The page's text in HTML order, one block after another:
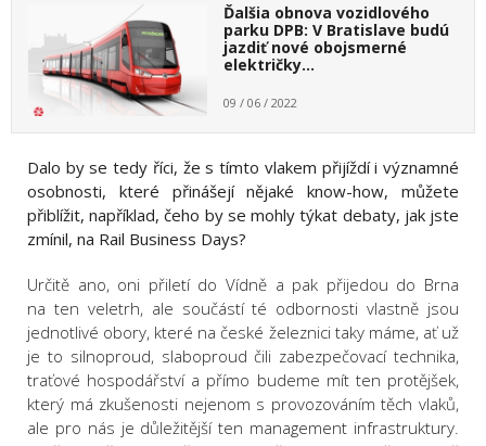
Ďalšia obnova vozidlového
parku DPB: V Bratislave budú
jazdiť nové obojsmerné
električky…
09 / 06 / 2022
Dalo by se tedy říci, že s tímto vlakem přijíždí i významné
osobnosti, které přinášejí nějaké know-how, můžete
přiblížit, například, čeho by se mohly týkat debaty, jak jste
zmínil, na Rail Business Days?
Určitě ano, oni přiletí do Vídně a pak přijedou do Brna
na ten veletrh, ale součástí té odbornosti vlastně jsou
jednotlivé obory, které na české železnici taky máme, ať už
je to silnoproud, slaboproud čili zabezpečovací technika,
traťové hospodářství a přímo budeme mít ten protějšek,
který má zkušenosti nejenom s provozováním těch vlaků,
ale pro nás je důležitější ten management infrastruktury.